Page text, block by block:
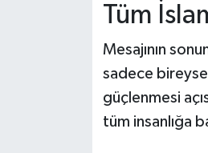
Tüm
Mesajının
sadece
güçlenmesi
tüm insanlığa